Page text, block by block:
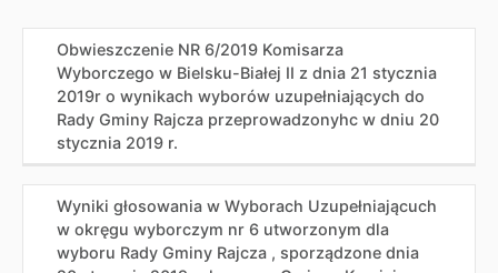
Obwieszczenie NR 6/2019 Komisarza
Wyborczego w Bielsku-Białej II z dnia 21 stycznia
2019r o wynikach wyborów uzupełniających do
Rady Gminy Rajcza przeprowadzonyhc w dniu 20
stycznia 2019 r.
Wyniki głosowania w Wyborach Uzupełniającuch
w okręgu wyborczym nr 6 utworzonym dla
wyboru Rady Gminy Rajcza , sporządzone dnia